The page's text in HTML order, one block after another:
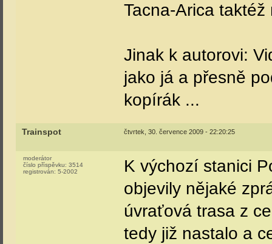
Tacna-Arica taktéž
Jinak k autorovi:
jako já a přesně
kopírák ...
Trainspot čtvrtek, 30. července 2009 - 22:20:25
moderátor
číslo příspěvku: 3514
registrován: 5-2002
K výchozí stanici
objevily nějaké
úvraťová trasa z
tedy již nastalo a